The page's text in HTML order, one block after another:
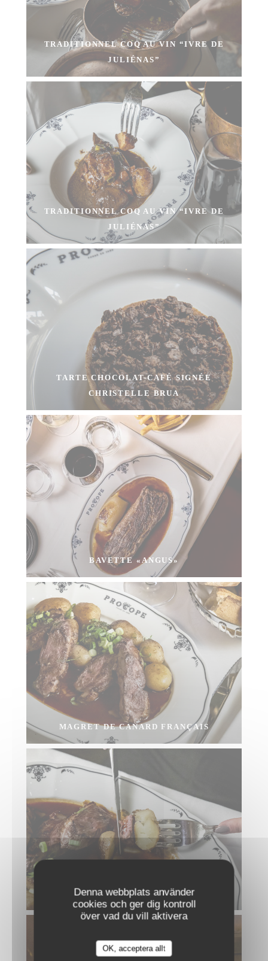
Denna webbplats använder
cookies och ger dig kontroll
över vad du vill aktivera
OK, acceptera allt
TRADITIONNEL COQ AU VIN “IVRE DE
JULIÉNAS”
TRADITIONNEL COQ AU VIN “IVRE DE
JULIÉNAS”
TARTE CHOCOLAT-CAFÉ SIGNÉE
CHRISTELLE BRUA
BAVETTE «ANGUS»
MAGRET DE CANARD FRANÇAIS
MAGRET DE CANARD FRANÇAIS